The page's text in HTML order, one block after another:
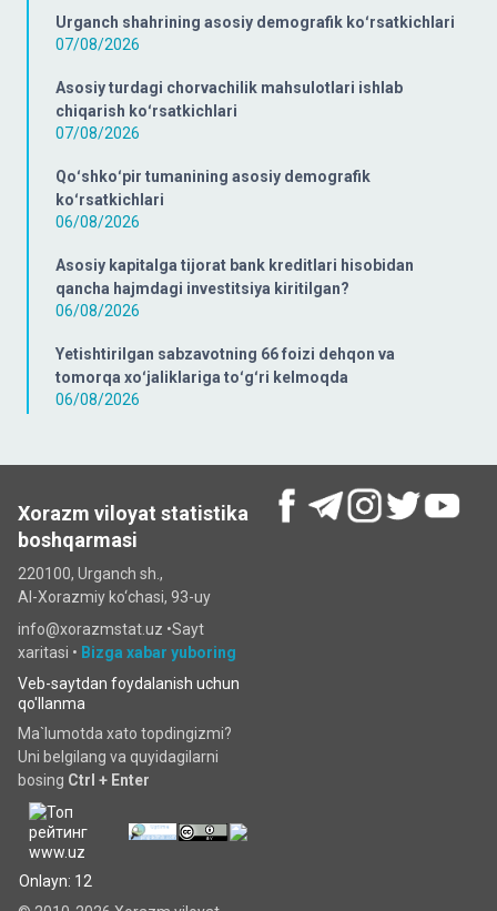
Urganch shahrining asosiy demografik koʻrsatkichlari
07/08/2026
Asosiy turdagi chorvachilik mahsulotlari ishlab
chiqarish koʻrsatkichlari
07/08/2026
Qoʻshkoʻpir tumanining asosiy demografik
koʻrsatkichlari
06/08/2026
Asosiy kapitalga tijorat bank kreditlari hisobidan
qancha hajmdagi investitsiya kiritilgan?
06/08/2026
Yetishtirilgan sabzavotning 66 foizi dehqon va
tomorqa xoʻjaliklariga toʻgʻri kelmoqda
06/08/2026
Xorazm viloyat statistika
boshqarmasi
220100, Urganch sh.,
Al-Xorazmiy ko‘chаsi, 93-uy
info@xorazmstat.uz •Sayt
xaritasi • Bizga xabar yuboring
Veb-saytdan foydalanish uchun
qo'llanma
Ma`lumotda xato topdingizmi?
Uni belgilang va quyidagilarni
bosing Ctrl + Enter
Onlayn: 12